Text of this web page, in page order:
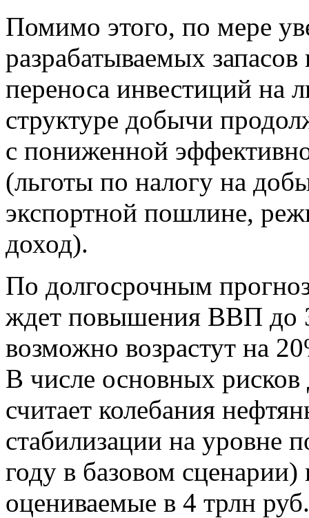
Помимо этого, по мере
разрабатываемых
переноса инвестиций на
структуре добычи
с пониженной
(льготы по налогу на
экспортной пошлине,
доход).
По долгосрочным
ждет повышения ВВП до
возможно возрастут на
В числе основных
считает колебания
стабилизации на уровне
году в базовом
оцениваемые в 4 трлн руб.